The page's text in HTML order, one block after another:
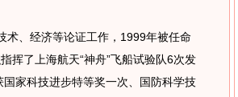
、经济等论证工作，1999年被任命
挥了上海航天“神舟”飞船试验队6次发
家科技进步特等奖一次、国防科学技